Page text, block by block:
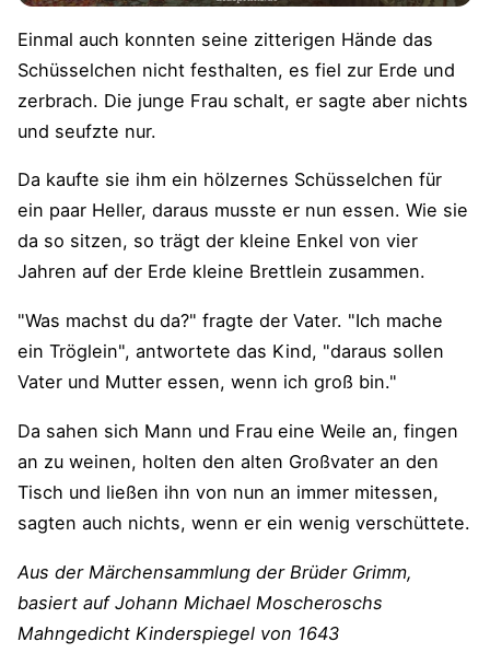
Einmal auch konnten seine zitterigen Hände das
Schüsselchen nicht festhalten, es fiel zur Erde und
zerbrach. Die junge Frau schalt, er sagte aber nichts
und seufzte nur.
Da kaufte sie ihm ein hölzernes Schüsselchen für
ein paar Heller, daraus musste er nun essen. Wie sie
da so sitzen, so trägt der kleine Enkel von vier
Jahren auf der Erde kleine Brettlein zusammen.
"Was machst du da?" fragte der Vater. "Ich mache
ein Tröglein", antwortete das Kind, "daraus sollen
Vater und Mutter essen, wenn ich groß bin."
Da sahen sich Mann und Frau eine Weile an, fingen
an zu weinen, holten den alten Großvater an den
Tisch und ließen ihn von nun an immer mitessen,
sagten auch nichts, wenn er ein wenig verschüttete.
Aus der Märchensammlung der Brüder Grimm,
basiert auf Johann Michael Moscheroschs
Mahngedicht Kinderspiegel von 1643